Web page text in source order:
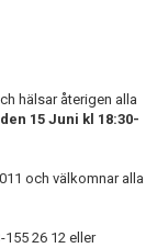
hälsar återigen alla
15 Juni kl 18:30-
och välkomnar alla
26 12 eller